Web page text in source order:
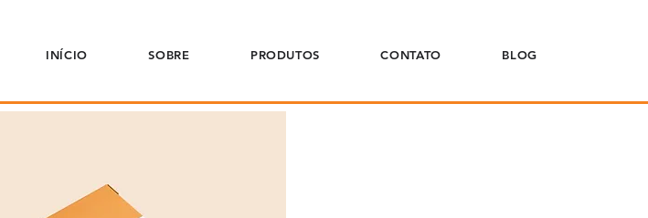
INÍCIO SOBRE PRODUTOS CONTATO BLOG